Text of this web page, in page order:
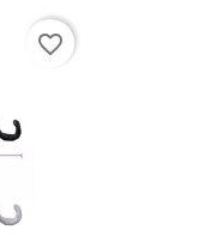
favorite_border